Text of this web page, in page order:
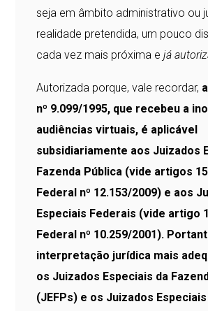
seja em âmbito administrativo ou
realidade pretendida, um pouco
cada vez mais próxima ejá
Autorizada porque, vale recordar,
nº 9.099/1995, que recebeu a
audiências virtuais, é aplicável
subsidiariamente aos Juizados
Fazenda Pública (vide artigos
Federal nº 12.153/2009) e aos
Especiais Federais (vide artigo
Federal nº 10.259/2001).
interpretação jurídica mais
os Juizados Especiais da
(JEFPs) e os Juizados